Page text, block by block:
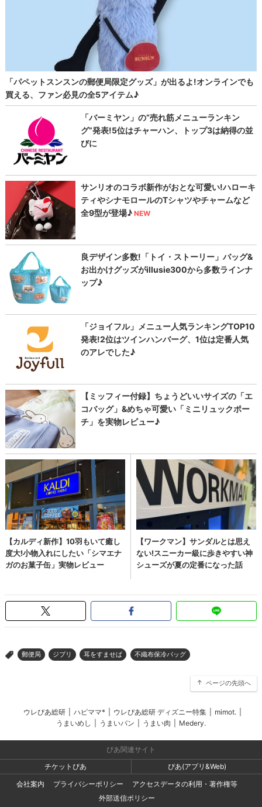
> 郵便局 ジブリ 耳をすませば 不織布保冷バッグ
ページの先頭へ
ウレぴあ総研 ハピママ* ウレぴあ総研 ディズニー特集 mimot.
うまいめし
うまいパン うまい肉 Medery.
ぴあ関連サイト
チケットぴあ
ぴあ(アプリ&Web)
会社案内
プライバシーポリシー
アクセスデータの利用・著作権等
外部送信ポリシー